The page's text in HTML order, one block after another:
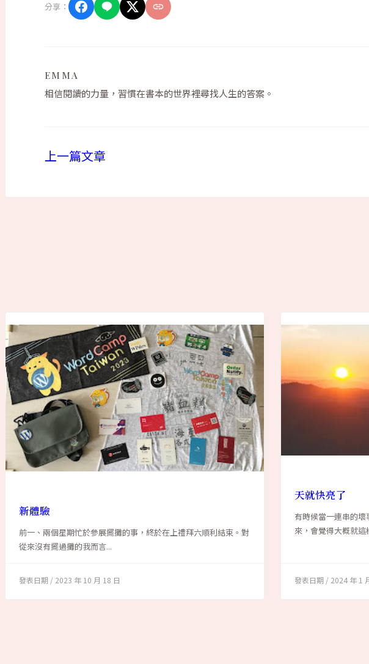
分享：
EMMA
相信閱讀的力量，習慣在書本的世界裡尋找人生的答案。
上一篇文章
新體驗
前一、兩個星期忙於參展擺攤的事，終於在上禮拜六順利結束。對
從來沒有擺過攤的我而言...
2023 年 10 月 18 日
天就快亮了
有時候當一連串的
來，會覺得大概就這
2024 年 1